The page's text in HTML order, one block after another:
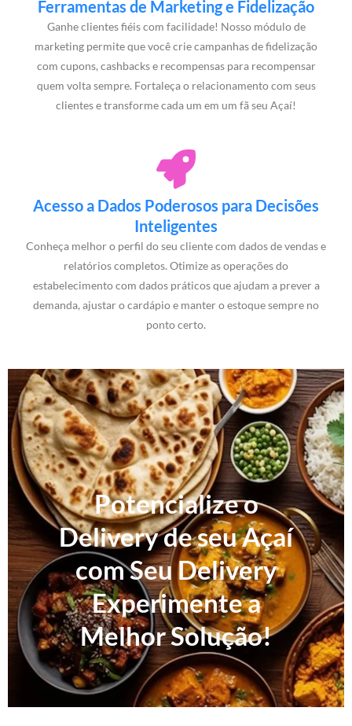
Ferramentas de Marketing e Fidelização
Ganhe clientes fiéis com facilidade! Nosso módulo de
marketing permite que você crie campanhas de fidelização
com cupons, cashbacks e recompensas para recompensar
quem volta sempre. Fortaleça o relacionamento com seus
clientes e transforme cada um em um fã seu Açaí!
Acesso a Dados Poderosos para Decisões
Inteligentes
Conheça melhor o perfil do seu cliente com dados de vendas e
relatórios completos. Otimize as operações do
estabelecimento com dados práticos que ajudam a prever a
demanda, ajustar o cardápio e manter o estoque sempre no
ponto certo.
Potencialize o
Delivery de seu Açaí
com Seu Delivery
Experimente a
Melhor Solução!